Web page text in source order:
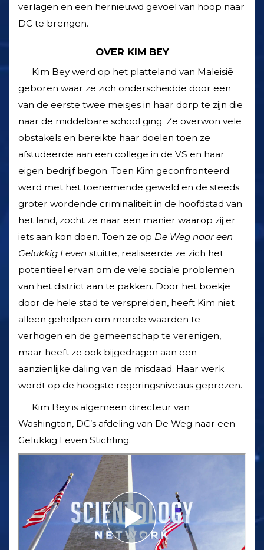
verlagen en een hernieuwd gevoel van hoop naar
DC te brengen.
OVER KIM BEY
Kim Bey werd op het platteland van Maleisië
geboren waar ze zich onderscheidde door een
van de eerste twee meisjes in haar dorp te zijn die
naar de middelbare school ging. Ze overwon vele
obstakels en bereikte haar doelen toen ze
afstudeerde aan een college in de VS en haar
eigen bedrijf begon. Toen Kim geconfronteerd
werd met het toenemende geweld en de steeds
groter wordende criminaliteit in de hoofdstad van
het land, zocht ze naar een manier waarop zij er
iets aan kon doen. Toen ze op De Weg naar een
Gelukkig Leven stuitte, realiseerde ze zich het
potentieel ervan om de vele sociale problemen
van het district aan te pakken. Door het boekje
door de hele stad te verspreiden, heeft Kim niet
alleen geholpen om morele waarden te
verhogen en de gemeenschap te verenigen,
maar heeft ze ook bijgedragen aan een
aanzienlijke daling van de misdaad. Haar werk
wordt op de hoogste regerings­niveaus geprezen.
Kim Bey is algemeen directeur van
Washington, DC’s afdeling van De Weg naar een
Gelukkig Leven Stichting.